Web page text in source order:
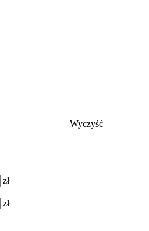
Wyczyść
zł
zł